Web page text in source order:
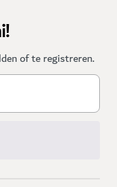
of te registreren.